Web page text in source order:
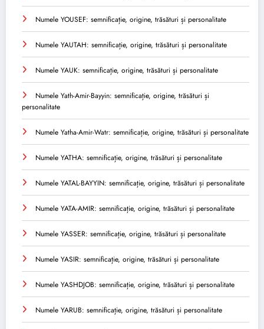
Numele YOUSEF: semnificație, origine, trăsături și personalitate
Numele YAUTAH: semnificație, origine, trăsături și personalitate
Numele YAUK: semnificație, origine, trăsături și personalitate
Numele Yath-Amir-Bayyin: semnificație, origine, trăsături și
personalitate
Numele Yatha-Amir-Watr: semnificație, origine, trăsături și personalitate
Numele YATHA: semnificație, origine, trăsături și personalitate
Numele YATAL-BAYYIN: semnificație, origine, trăsături și personalitate
Numele YATA-AMIR: semnificație, origine, trăsături și personalitate
Numele YASSER: semnificație, origine, trăsături și personalitate
Numele YASIR: semnificație, origine, trăsături și personalitate
Numele YASHDJOB: semnificație, origine, trăsături și personalitate
Numele YARUB: semnificație, origine, trăsături și personalitate